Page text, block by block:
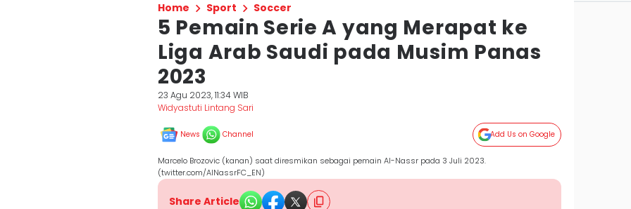
Home Sport Soccer
5 Pemain Serie A yang Merapat ke
Liga Arab Saudi pada Musim Panas
2023
23 Agu 2023, 11:34 WIB
Widyastuti Lintang Sari
News Channel Add Us on Google
Marcelo Brozovic (kanan) saat diresmikan sebagai pemain Al-Nassr pada 3 Juli 2023.
(twitter.com/AlNassrFC_EN)
Share Article